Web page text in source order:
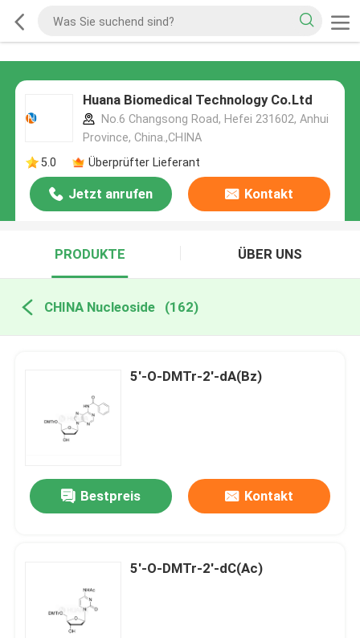
Huana Biomedical Technology Co.Ltd
No.6 Changsong Road, Hefei 231602, Anhui
Province, China.,CHINA
5.0
Überprüfter Lieferant
Jetzt anrufen Kontakt
PRODUKTE ÜBER UNS
CHINA Nucleoside (162)
5'-O-DMTr-2'-dA(Bz)
Bestpreis Kontakt
5'-O-DMTr-2'-dC(Ac)